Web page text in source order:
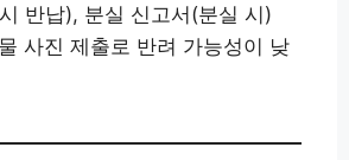
반납), 분실 신고서(분실 시)
사진 제출로 반려 가능성이 낮